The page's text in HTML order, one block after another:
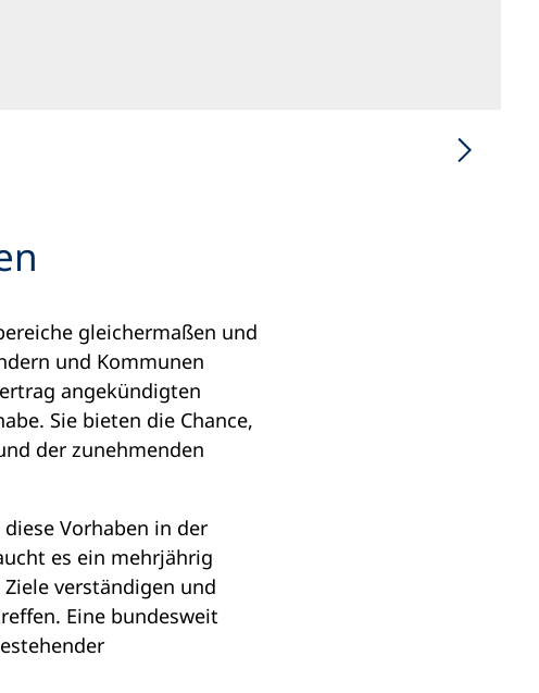
gleichermaßen und
und Kommunen
angekündigten
Sie bieten die Chance,
der zunehmenden
Vorhaben in der
es ein mehrjährig
verständigen und
Eine bundesweit